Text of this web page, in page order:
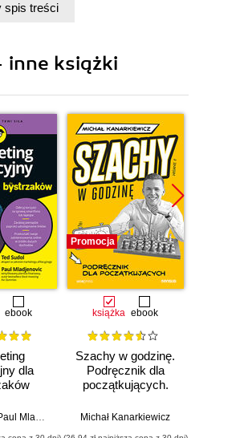
swój dom (45)
obszar wokół swojego
i porządki (131)
swoje życie (139)
spis treści
inne książki
ebook
dla
Mladjenovic
Promocja
książka ebook
Szachy w godzinę.
Podręcznik dla
początkujących.
Michał Kanarkiewicz